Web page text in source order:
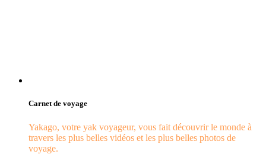
Carnet de voyage
Yakago, votre yak voyageur, vous fait découvrir le monde à
travers les plus belles vidéos et les plus belles photos de
voyage.